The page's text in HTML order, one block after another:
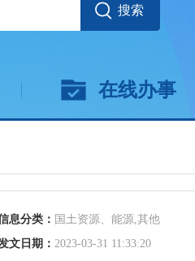
在线办事
息分类： 国土资源、能源,其他
文日期： 2023-03-31 11:33:20